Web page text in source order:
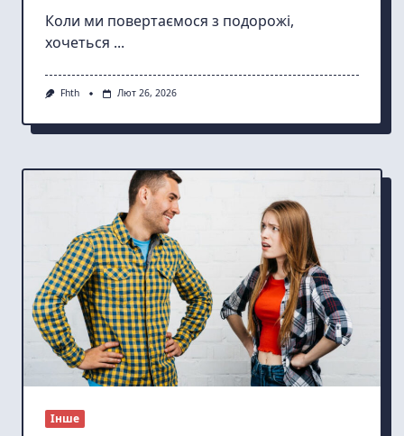
Коли ми повертаємося з подорожі,
хочеться ...
Fhth Лют 26, 2026
Інше